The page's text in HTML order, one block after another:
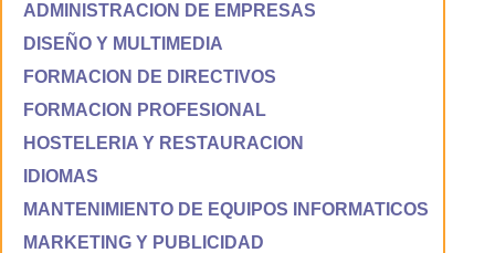
ADMINISTRACION DE EMPRESAS
DISEÑO Y MULTIMEDIA
FORMACION DE DIRECTIVOS
FORMACION PROFESIONAL
HOSTELERIA Y RESTAURACION
IDIOMAS
MANTENIMIENTO DE EQUIPOS INFORMATICOS
MARKETING Y PUBLICIDAD